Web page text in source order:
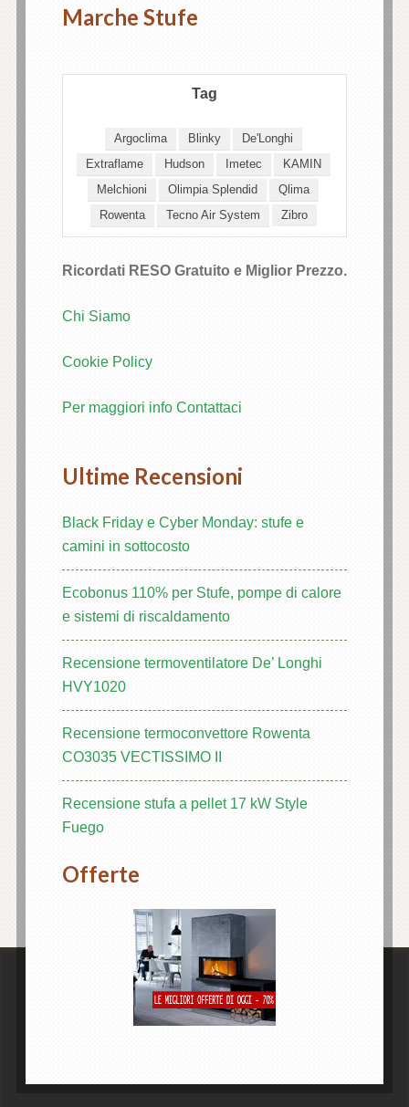
güncel giriş
Marche Stufe
Tag
Argoclima Blinky
De'Longhi
Extraflame
Hudson Imetec
KAMIN
Melchioni
Olimpia Splendid
Qlima
Rowenta
Tecno Air System Zibro
Ricordati RESO Gratuito e Miglior Prezzo.
Chi Siamo
Cookie Policy
Per maggiori info Contattaci
Ultime Recensioni
Black Friday e Cyber Monday: stufe e
camini in sottocosto
Ecobonus 110% per Stufe, pompe di calore
e sistemi di riscaldamento
Recensione termoventilatore De’ Longhi
HVY1020
Recensione termoconvettore Rowenta
CO3035 VECTISSIMO II
Recensione stufa a pellet 17 kW Style
Fuego
Offerte